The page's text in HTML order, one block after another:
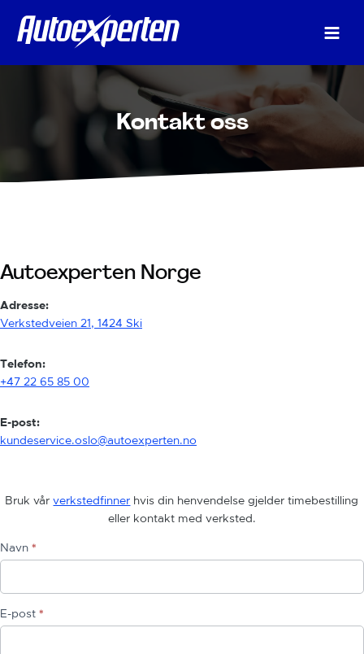
content
Kontakt oss
Autoexperten Norge
Adresse:
Verkstedveien 21, 1424 Ski
Telefon:
+47 22 65 85 00
E-post:
kundeservice.oslo@autoexperten.no
K
t
k
t
s
Bruk vårverkstedfinner hvis din henvendelse gjelder timebestilling
eller kontakt med verksted.
Navn *
E-post *